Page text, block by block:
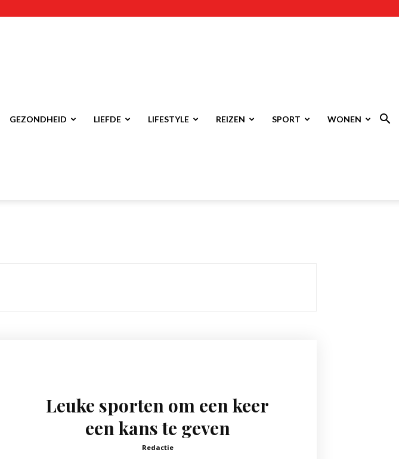
GEZONDHEID LIEFDE LIFESTYLE REIZEN SPORT WONEN
Leuke sporten om een keer
een kans te geven
Redactie